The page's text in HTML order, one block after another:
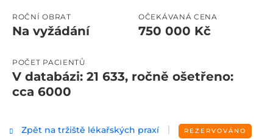
ROČNÍ OBRAT
Na vyžádání
OČEKÁVANÁ CENA
750 000 Kč
POČET PACIENTŮ
V databázi: 21 633, ročně ošetřeno:
cca 6000
Zpět na tržiště lékařských praxí REZERVOVÁNO